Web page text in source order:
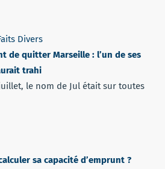
Divers
de quitter Marseille : l’un de ses
trahi
le nom de Jul était sur toutes
sa capacité d’emprunt ?